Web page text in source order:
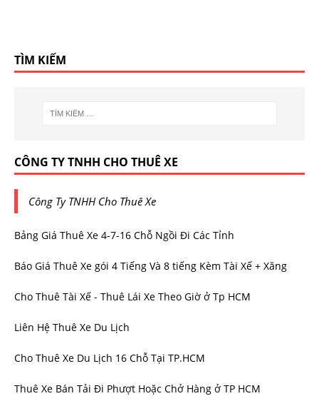
TÌM KIẾM
CÔNG TY TNHH CHO THUÊ XE
Công Ty TNHH Cho Thuê Xe
Bảng Giá Thuê Xe 4-7-16 Chỗ Ngồi Đi Các Tỉnh
Báo Giá Thuê Xe gói 4 Tiếng Và 8 tiếng Kèm Tài Xế + Xăng
Cho Thuê Tài Xế - Thuê Lái Xe Theo Giờ ở Tp HCM
Liên Hệ Thuê Xe Du Lịch
Cho Thuê Xe Du Lịch 16 Chỗ Tại TP.HCM
Thuê Xe Bán Tải Đi Phượt Hoặc Chở Hàng ở TP HCM